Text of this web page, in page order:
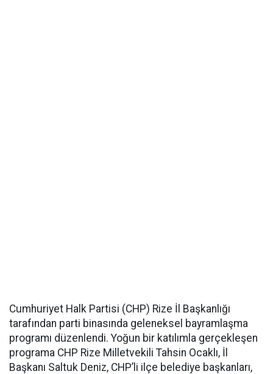
Cumhuriyet Halk Partisi (CHP) Rize İl Başkanlığı
tarafından parti binasında geleneksel bayramlaşma
programı düzenlendi. Yoğun bir katılımla gerçekleşen
programa CHP Rize Milletvekili Tahsin Ocaklı, İl
Başkanı Saltuk Deniz, CHP’li ilçe belediye başkanları,